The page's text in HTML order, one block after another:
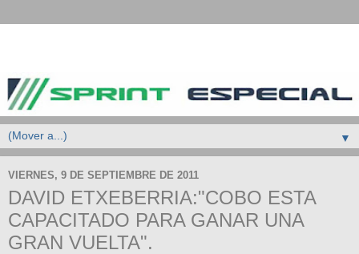
▼
VIERNES, 9 DE SEPTIEMBRE DE 2011
DAVID ETXEBERRIA:"COBO ESTA
CAPACITADO PARA GANAR UNA
GRAN VUELTA".